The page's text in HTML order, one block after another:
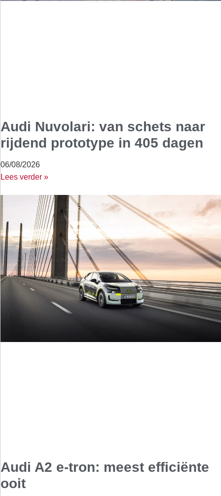
Audi Nuvolari: van schets naar
rijdend prototype in 405 dagen
06/08/2026
Lees verder »
Audi A2 e-tron: meest efficiënte
ooit